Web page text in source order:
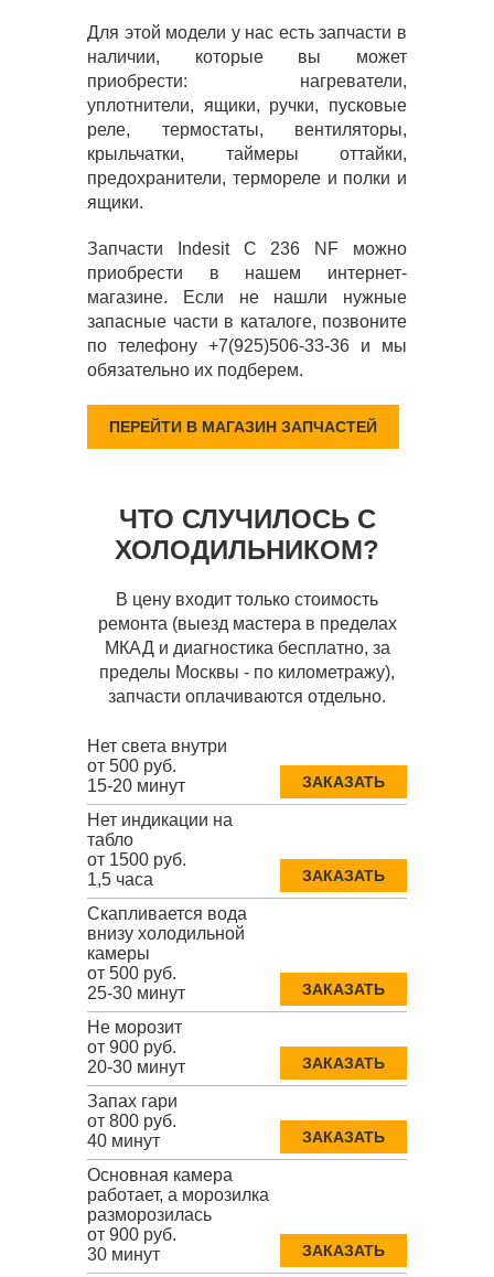
Для этой модели у нас есть запчасти в
наличии, которые вы может
приобрести: нагреватели,
уплотнители, ящики, ручки, пусковые
реле, термостаты, вентиляторы,
крыльчатки, таймеры оттайки,
предохранители, термореле и полки и
ящики.
Запчасти Indesit C 236 NF можно
приобрести в нашем интернет-
магазине. Если не нашли нужные
запасные части в каталоге, позвоните
по телефону +7(925)506-33-36 и мы
обязательно их подберем.
ПЕРЕЙТИ В МАГАЗИН ЗАПЧАСТЕЙ
ЧТО СЛУЧИЛОСЬ С
ХОЛОДИЛЬНИКОМ?
В цену входит только стоимость
ремонта (выезд мастера в пределах
МКАД и диагностика бесплатно, за
пределы Москвы - по километражу),
запчасти оплачиваются отдельно.
Нет света внутри
от 500 руб.
15-20 минут
ЗАКАЗАТЬ
Нет индикации на
табло
от 1500 руб.
1,5 часа
ЗАКАЗАТЬ
Скапливается вода
внизу холодильной
камеры
от 500 руб.
25-30 минут
ЗАКАЗАТЬ
Не морозит
от 900 руб.
20-30 минут
ЗАКАЗАТЬ
Запах гари
от 800 руб.
40 минут
ЗАКАЗАТЬ
Основная камера
работает, а морозилка
разморозилась
от 900 руб.
30 минут
ЗАКАЗАТЬ